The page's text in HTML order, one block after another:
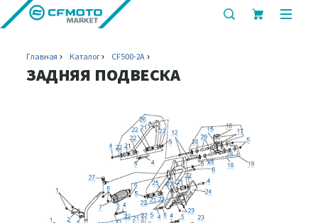
показать
Главная Каталог CF500-2A
ЗАДНЯЯ ПОДВЕСКА